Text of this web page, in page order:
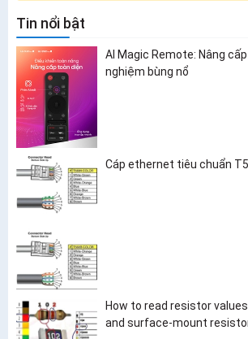
Tin nổi bật
AI Magic Remote: Nâng
nghiệm bùng nổ
Cáp ethernet tiêu chuẩn
How to read resistor
and surface-mount